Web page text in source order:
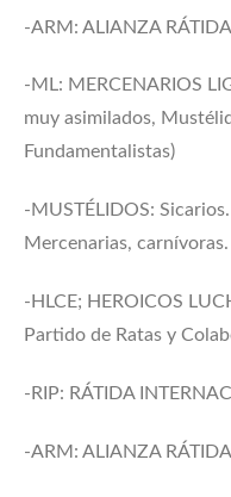
-ARM: ALIANZA
-ML: MERCENARIOS
muy asimilados,
Fundamentalistas)
-MUSTÉLIDOS:
Mercenarias, carnívoras.
-HLCE; HEROICOS
Partido de Ratas y
-RIP: RÁTIDA
-ARM: ALIANZA